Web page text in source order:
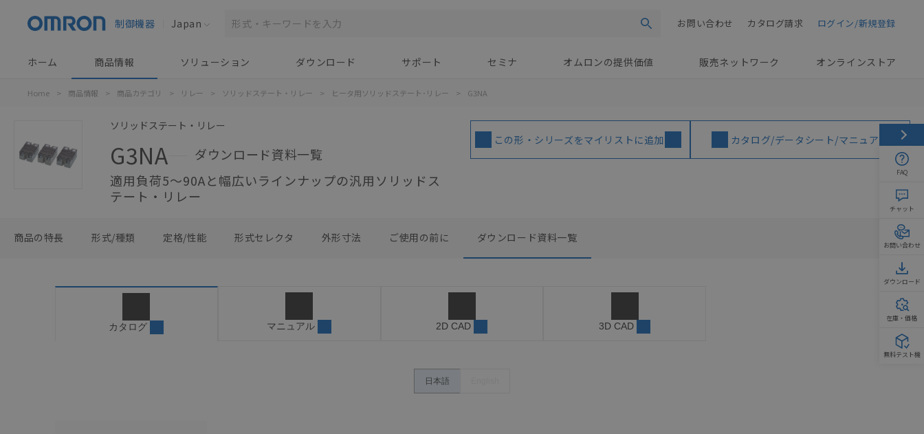
制御機器 Japan 検索 ログイン/新規登録
カタログ請求
お問い合わせ
ホーム 商品情報 ソリューション ダウンロード サポート セミナ オムロンの提供価値 販売ネットワーク オンラインストア
Home > 商品情報 > 商品カテゴリ > リレー > ソリッドステート・リレー > ヒータ用ソリッドステート･リレー > G3NA
ソリッドステート・リレー
G3NA
ダウンロード資料一覧
適用負荷5～90Aと幅広いラインナップの汎用ソリッドス
テート・リレー
この形・シリーズをマイリストに追加 カタログ/データシート/マニュアル
商品の特長 形式/種類 定格/性能 形式セレクタ 外形寸法 ご使用の前に ダウンロード資料一覧
カタログ マニュアル 2D CAD 3D CAD
日本語
FAQ
チャット
お問い合わせ
ダウンロード
在庫・価格
無料テスト機